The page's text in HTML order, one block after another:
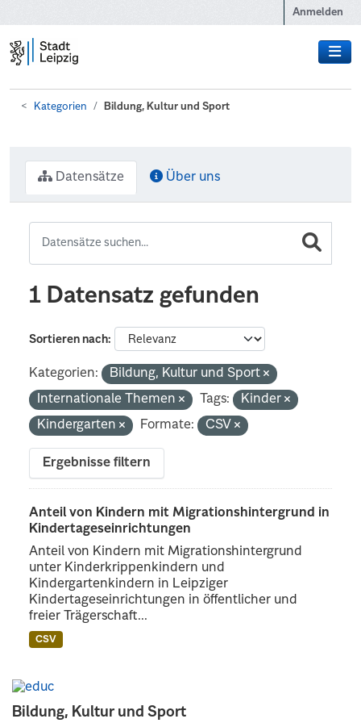
Anmelden
Kategorien Bildung, Kultur und Sport
Bildung, Kultur und Sport
Datensätze Über uns
1 Datensatz gefunden
Sortieren nach
Kategorien:
Bildung, Kultur und Sport
Internationale Themen
Tags:
Kinder
Kindergarten
Formate: CSV
Ergebnisse filtern
Anteil von Kindern mit Migrationshintergrund in
Kindertageseinrichtungen
Anteil von Kindern mit Migrationshintergrund
unter Kinderkrippenkindern und
Kindergartenkindern in Leipziger
Kindertageseinrichtungen in öffentlicher und
freier Trägerschaft...
CSV